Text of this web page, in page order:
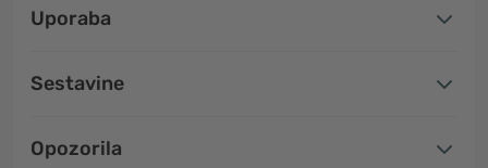
Uporaba
Sestavine
Opozorila